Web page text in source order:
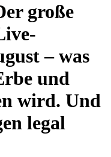
große
– was
und
wird. Und
legal